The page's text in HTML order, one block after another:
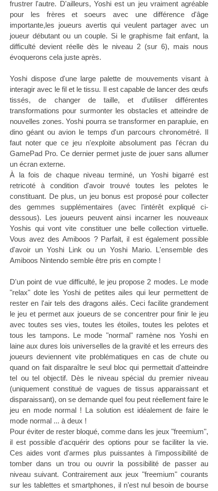
frustrer l'autre. D'ailleurs, Yoshi est un jeu vraiment agréable
pour les frères et soeurs avec une différence d'âge
importante,les joueurs avertis qui veulent partager avec un
joueur débutant ou un couple. Si le graphisme fait enfant, la
difficulté devient réelle dès le niveau 2 (sur 6), mais nous
évoquerons cela juste après.
Yoshi dispose d'une large palette de mouvements visant à
interagir avec le fil et le tissu. Il est capable de lancer des œufs
tissés, de changer de taille, et d'utiliser différentes
transformations pour surmonter les obstacles et atteindre de
nouvelles zones. Yoshi pourra se transformer en parapluie, en
dino géant ou avion le temps d'un parcours chronométré. Il
faut noter que ce jeu n'exploite absolument pas l'écran du
GamePad Pro. Ce dernier permet juste de jouer sans allumer
un écran externe.
À la fois de chaque niveau terminé, un Yoshi bigarré est
retricoté à condition d'avoir trouvé toutes les pelotes le
constituant. De plus, un jeu bonus est proposé pour collecter
des gemmes supplémentaires (avec l'intérêt expliqué ci-
dessous). Les joueurs peuvent ainsi incarner les nouveaux
Yoshis qui vont vite constituer une belle collection virtuelle.
Vous avez des Amiboos ? Parfait, il est également possible
d'avoir un Yoshi Link ou un Yoshi Mario. L'ensemble des
Amiboos Nintendo semble être pris en compte !
D'un point de vue difficulté, le jeu propose 2 modes. Le mode
"relax" dote les Yoshi de petites ailes qui leur permettent de
rester en l'air tels des dragons ailés. Ceci facilite grandement
le jeu et permet aux joueurs de se concentrer pour finir le jeu
avec toutes ses vies, toutes les étoiles, toutes les pelotes et
tous les tampons. Le mode "normal" ramène nos Yoshi en
laine aux dures lois universelles de la gravité et les erreurs des
joueurs deviennent vite problématiques en cas de chute ou
quand on fait disparaître le seul bloc qui permettait d'atteindre
tel ou tel objectif. Dès le niveau spécial du premier niveau
(uniquement constitué de vagues de tissus apparaissant et
disparaissant), on se demande quel fou peut réellement faire le
jeu en mode normal ! La solution est idéalement de faire le
mode normal ... à deux !
Pour éviter de rester bloqué, comme dans les jeux "freemium",
il est possible d'acquérir des options pour se faciliter la vie.
Ces aides vont d'armes plus puissantes à l'impossibilité de
tomber dans un trou ou ouvrir la possibilité de passer au
niveau suivant. Contrairement aux jeux "freemium" courants
sur les tablettes et smartphones, il n’est nul besoin de bourse